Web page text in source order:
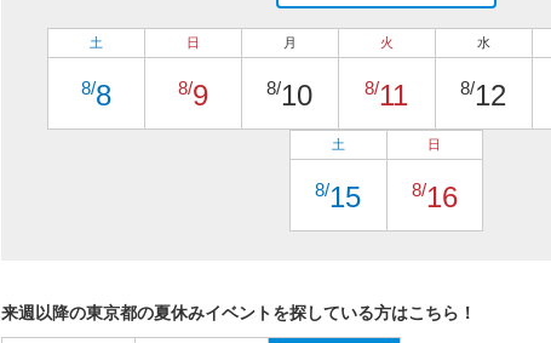
土
8/8
日
8/9
月
8/10
火
8/11
水
8/12
土
8/15
日
8/16
来週以降の東京都の夏休みイベントを探している方はこちら！